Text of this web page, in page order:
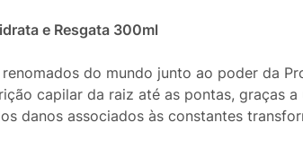
e Resgata 300ml
do mundo junto ao poder da
capilar da raiz até as pontas, graças
danos associados às constantes